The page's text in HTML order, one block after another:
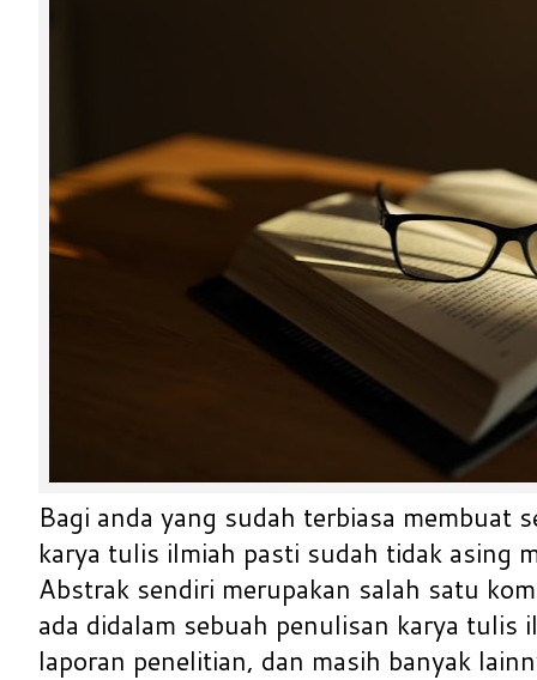
Bagi anda yang sudah terbiasa membuat
karya tulis ilmiah pasti sudah tidak asing
Abstrak sendiri merupakan salah satu
ada didalam sebuah penulisan karya tulis
laporan penelitian, dan masih banyak